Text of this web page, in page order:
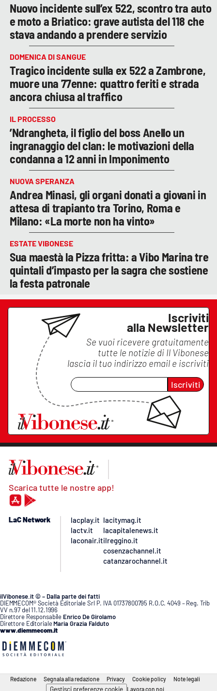
Nuovo incidente sull’ex 522, scontro tra auto
e moto a Briatico: grave autista del 118 che
stava andando a prendere servizio
DOMENICA DI SANGUE
Tragico incidente sulla ex 522 a Zambrone,
muore una 77enne: quattro feriti e strada
ancora chiusa al traffico
IL PROCESSO
’Ndrangheta, il figlio del boss Anello un
ingranaggio del clan: le motivazioni della
condanna a 12 anni in Imponimento
NUOVA SPERANZA
Andrea Minasi, gli organi donati a giovani in
attesa di trapianto tra Torino, Roma e
Milano: «La morte non ha vinto»
ESTATE VIBONESE
Sua maestà la Pizza fritta: a Vibo Marina tre
quintali d’impasto per la sagra che sostiene
la festa patronale
Iscriviti
alla Newsletter
Se vuoi ricevere gratuitamente
tutte le notizie di Il Vibonese
lascia il tuo indirizzo email e iscriviti
Iscriviti
Scarica tutte le nostre app!
LaC Network
lacplay.it
lactv.it
laconair.it
lacitymag.it
lacapitalenews.it
ilreggino.it
cosenzachannel.it
catanzarochannel.it
ilVibonese.it © – Dalla parte dei fatti
DIEMMECOM® Società Editoriale Srl P. IVA 01737800795 R.O.C. 4049 – Reg. Trib
VV n.97 del 11.12.1996
Direttore Responsabile Enrico De Girolamo
Direttore Editoriale Maria Grazia Falduto
www.diemmecom.it
Redazione Segnala alla redazione Privacy Cookie policy Note legali
Gestisci preferenze cookie Lavora con noi